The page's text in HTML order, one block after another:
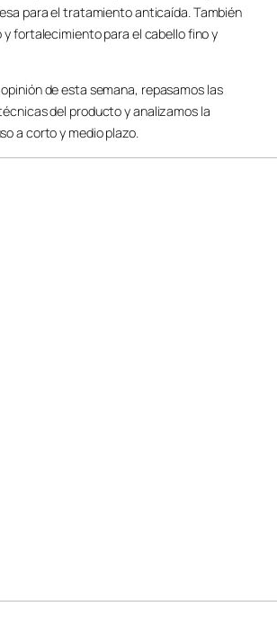
para el tratamiento anticaída. También
y fortalecimiento para el cabello fino y
de esta semana, repasamos las
del producto y analizamos la
a corto y medio plazo.